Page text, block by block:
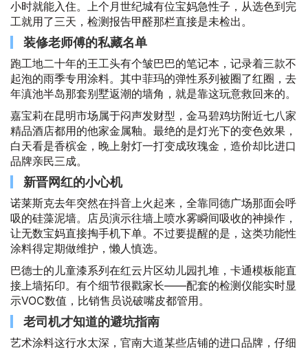
小时就能入住。上个月世纪城有位宝妈急性子，从选色到完
工就用了三天，检测报告甲醛那栏直接是未检出。
装修老师傅的私藏名单
跑工地二十年的王工头有个皱巴巴的笔记本，记录着三款不
起泡的雨季专用涂料。其中菲玛的弹性系列被圈了红圈，去
年滇池半岛那套别墅返潮的墙角，就是靠这玩意救回来的。
嘉宝莉在昆明市场属于闷声发财型，金马碧鸡坊附近七八家
精品酒店都用的他家金属釉。最绝的是灯光下的变色效果，
白天看是香槟金，晚上射灯一打变成玫瑰金，造价却比进口
品牌亲民三成。
新晋网红的小心机
诺莱斯克去年突然在抖音上火起来，全靠同德广场那面会呼
吸的硅藻泥墙。店员演示往墙上喷水雾瞬间吸收的神操作，
让无数宝妈直接掏手机下单。不过要提醒的是，这类功能性
涂料得定期做维护，懒人慎选。
巴德士的儿童漆系列在红云片区幼儿园扎堆，卡通模板能直
接上墙拓印。有个细节很戳家长——配套的检测仪能实时显
示VOC数值，比销售员说破嘴皮都管用。
老司机才知道的避坑指南
艺术涂料这行水太深，官南大道某些店铺的进口品牌，仔细